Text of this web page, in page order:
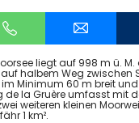
liegt auf 998 m ü.
halbem Weg zwischen
Minimum 60 m breit
de la Gruère umfasst mit
weiteren kleinen
1 km².